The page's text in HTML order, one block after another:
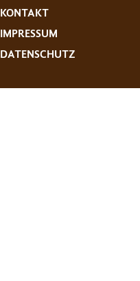
KONTAKT
IMPRESSUM
DATENSCHUTZ